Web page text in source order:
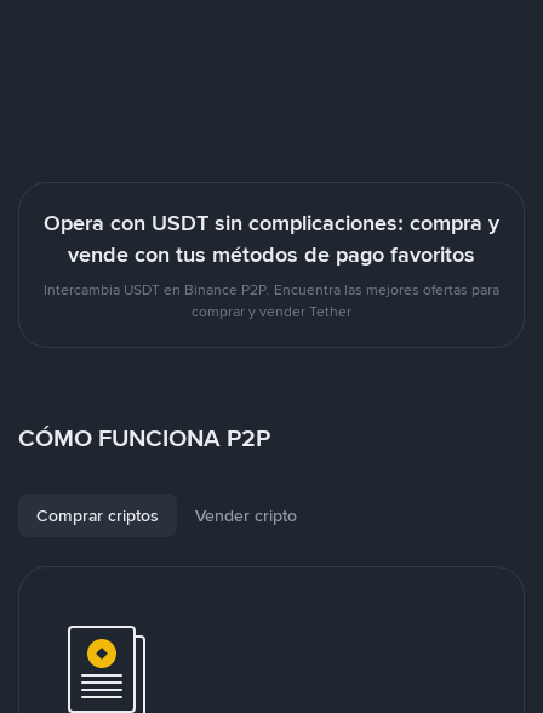
Opera con USDT sin complicaciones: compra y
vende con tus métodos de pago favoritos
Intercambia USDT en Binance P2P. Encuentra las mejores ofertas para
comprar y vender Tether
CÓMO FUNCIONA P2P
Comprar criptos Vender cripto